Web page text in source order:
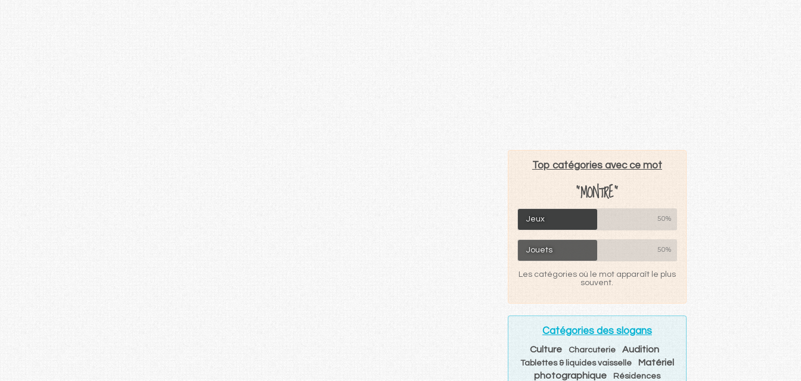
Top catégories avec ce mot
"MONTRE"
Jeux 50%
Jouets 50%
Les catégories où le mot apparaît le plus
souvent.
Catégories des slogans
Culture Charcuterie Audition
Tablettes & liquides vaisselle
Matériel
photographique
Résidences